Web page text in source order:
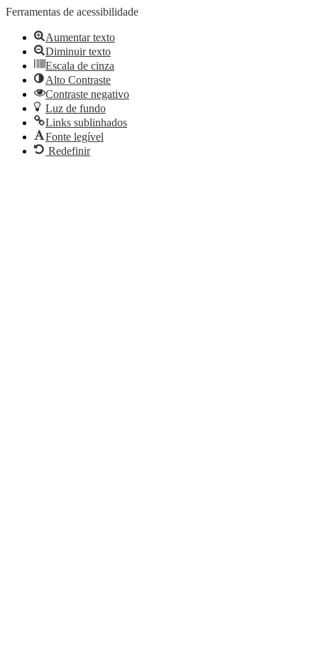
Ferramentas de acessibilidade
Aumentar texto
Diminuir texto
Escala de cinza
Alto Contraste
Contraste negativo
Luz de fundo
Links sublinhados
Fonte legível
Redefinir